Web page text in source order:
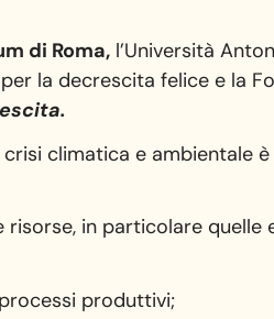
di Roma, l’Università
la decrescita felice e la
climatica e ambientale
risorse, in particolare
produttivi;